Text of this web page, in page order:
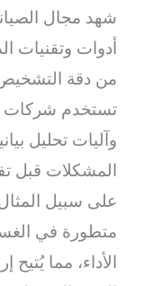
شهد مجال
أدوات وتقنيات
من دقة
تستخدم شركات
وآليات تحليل
المشكلات قبل
على سبيل
متطورة في
الأداء، مما